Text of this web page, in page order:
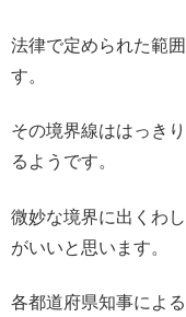
法律で定められた範
す。
その境界線ははっき
るようです。
微妙な境界に出くわ
がいいと思います。
各都道府県知事によ